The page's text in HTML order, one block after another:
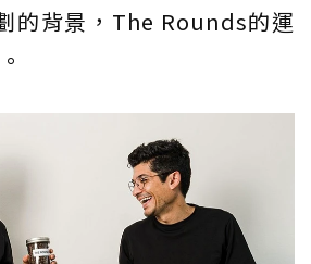
的背景，The Rounds的運